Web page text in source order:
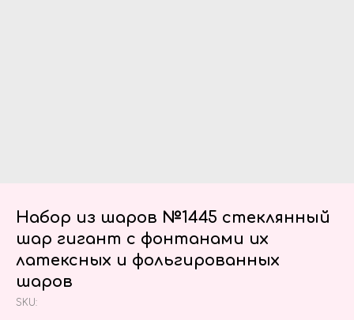
Набор из шаров №1445 стеклянный
шар гигант с фонтанами их
латексных и фольгированных
шаров
SKU: